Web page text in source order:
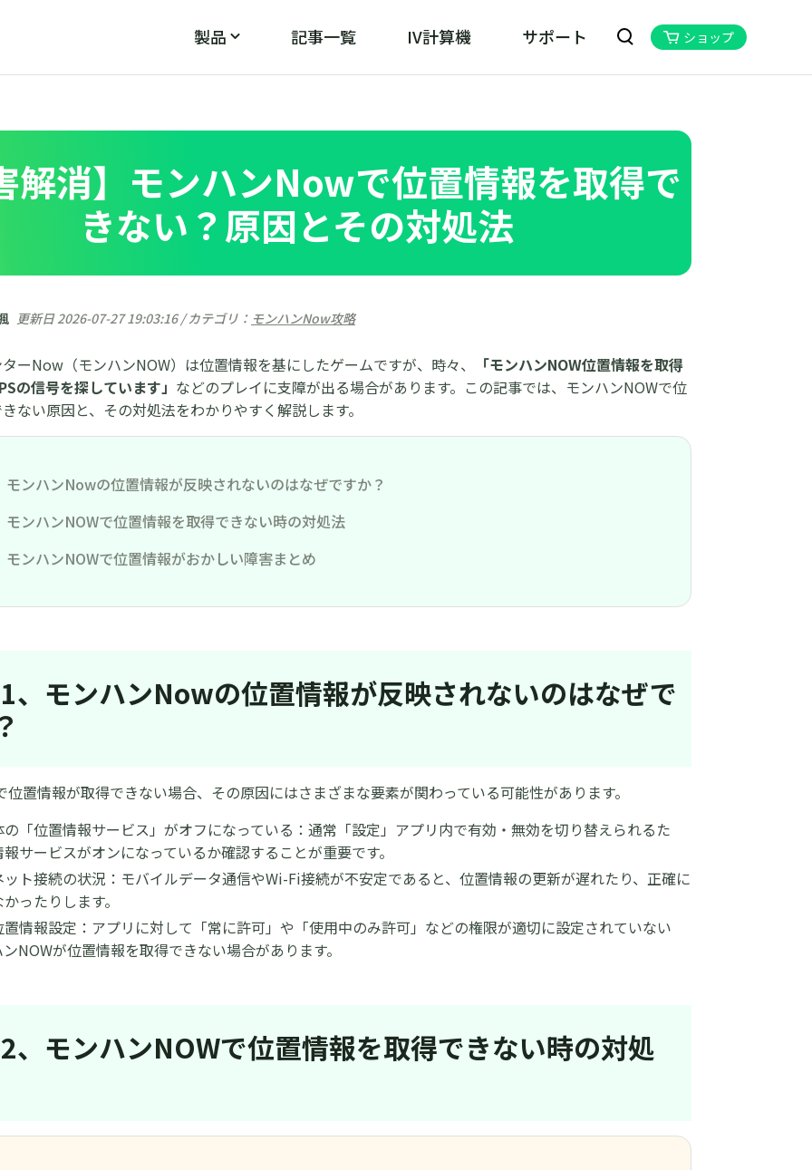
製品
ポケモンGOのGPS不具合を修正 モンハンNOW位置情報変更ツール
記事一覧 IV計算機 サポート ショップ
解消】モンハンNowで位置情報を取得で
きない？原因とその対処法
更新日 2026-07-27 19:03:16 / カテゴリ： モンハンNow攻略
ーNow（モンハンNOW）は位置情報を基にしたゲームですが、時々、
「モンハンNOW位置情報を取得
の信号を探しています」 などのプレイに支障が出る場合があります。この記事では、モンハンNOWで位
ない原因と、その対処法をわかりやすく解説します。
ンハンNowの位置情報が反映されないのはなぜですか？
ンハンNOWで位置情報を取得できない時の対処法
ンハンNOWで位置情報がおかしい障害まとめ
、モンハンNowの位置情報が反映されないのはなぜで
位置情報が取得できない場合、その原因にはさまざまな要素が関わっている可能性があります。
「位置情報サービス」がオフになっている：通常「設定」アプリ内で有効・無効を切り替えられるた
サービスがオンになっているか確認することが重要です。
ト接続の状況：モバイルデータ通信やWi-Fi接続が不安定であると、位置情報の更新が遅れたり、正確に
ったりします。
情報設定：アプリに対して「常に許可」や「使用中のみ許可」などの権限が適切に設定されていない
NOWが位置情報を取得できない場合があります。
、モンハンNOWで位置情報を取得できない時の対処